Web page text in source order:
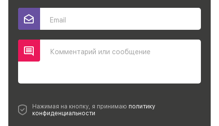
Email
Комментарий или сообщение
Нажимая на кнопку, я принимаю политику
конфиденциальности